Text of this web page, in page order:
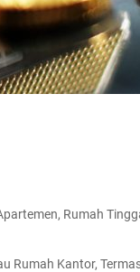
Rumah
Rumah Kantor,